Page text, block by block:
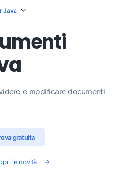
Java
e modificare documenti
gratuita
le novità